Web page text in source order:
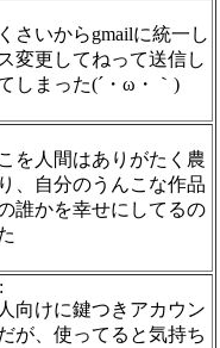
さいからgmailに統一し
変更してねって送信し
しまった(´・ω・｀)
を人間はありがたく農
、自分のうんこな作品
誰かを幸せにしてるの
向けに鍵つきアカウン
が、使ってると気持ち